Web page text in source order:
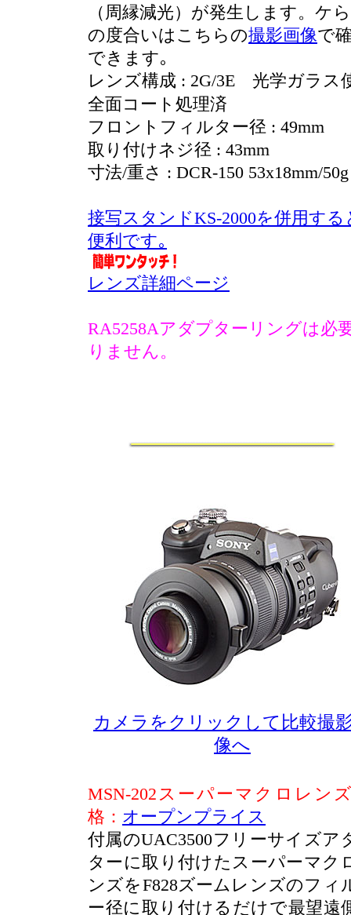
（周縁減光）が発生します。ケ
の度合いはこちらの撮影画像で
できます｡
レンズ構成 : 2G/3E 光学ガラス
全面コート処理済
フロントフィルター径 : 49mm
取り付けネジ径 : 43mm
寸法/重さ : DCR-150 53x18mm/50g
接写スタンドKS-2000を併用する
便利です｡
レンズ詳細ページ
RA5258Aアダプターリングは必
りません。
カメラをクリックして比較撮
像へ
MSN-202スーパーマクロレン
格： オープンプライス
付属のUAC3500フリーサイズア
ターに取り付けたスーパーマク
ンズをF828ズームレンズのフィ
ー径に取り付けるだけで最望遠